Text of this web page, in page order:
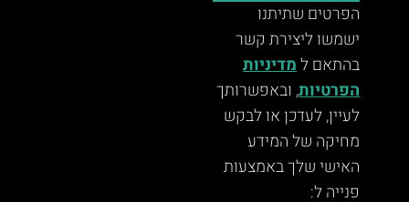
הפרטים שתיתנו
ישמשו ליצירת קשר
בהתאם למדיניות
הפרטיות, ובאפשרותך
לעיין, לעדכן או לבקש
מחיקה של המידע
האישי שלך באמצעות
פנייה ל: